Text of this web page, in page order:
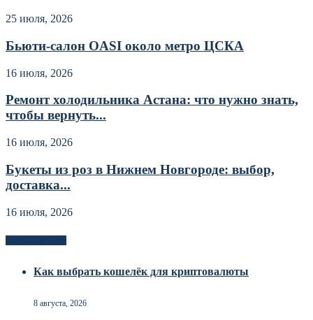
25 июля, 2026
Бьюти-салон OASI около метро ЦСКА
16 июля, 2026
Ремонт холодильника Астана: что нужно знать,
чтобы вернуть...
16 июля, 2026
Букеты из роз в Нижнем Новгороде: выбор,
доставка...
16 июля, 2026
Как выбрать кошелёк для криптовалюты
8 августа, 2026